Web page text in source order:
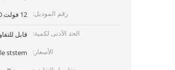
رقم الموديل:
12 فولت 100 أمبير
الحد الأدنى لكمية:
قابل
الأسعار:
ststem